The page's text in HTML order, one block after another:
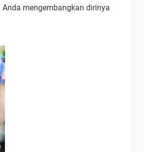
mengembangkan dirinya